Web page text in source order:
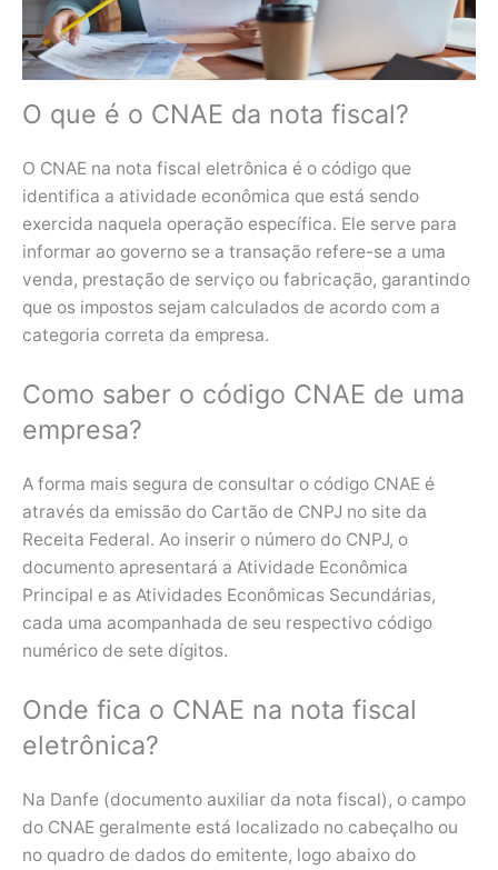
O que é o CNAE da nota fiscal?
O CNAE na nota fiscal eletrônica é o código que
identifica a atividade econômica que está sendo
exercida naquela operação específica. Ele serve para
informar ao governo se a transação refere-se a uma
venda, prestação de serviço ou fabricação, garantindo
que os impostos sejam calculados de acordo com a
categoria correta da empresa.
Como saber o código CNAE de uma
empresa?
A forma mais segura de consultar o código CNAE é
através da emissão do Cartão de CNPJ no site da
Receita Federal. Ao inserir o número do CNPJ, o
documento apresentará a Atividade Econômica
Principal e as Atividades Econômicas Secundárias,
cada uma acompanhada de seu respectivo código
numérico de sete dígitos.
Onde fica o CNAE na nota fiscal
eletrônica?
Na Danfe (documento auxiliar da nota fiscal), o campo
do CNAE geralmente está localizado no cabeçalho ou
no quadro de dados do emitente, logo abaixo do